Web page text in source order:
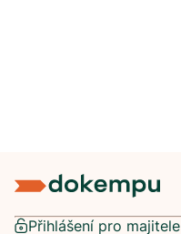
Přihlášení pro majitele